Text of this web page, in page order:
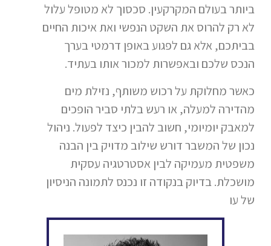
ביותר בעולם המקרקעין. סכסוך לא מטופל עלול
לא רק להרוס את השקט הנפשי ואת איכות החיים
בביתכם, אלא גם לפגוע באופן דרמטי בערך
הנכס שלכם ובאפשרות למכור אותו בעתיד.
כאשר מחלוקת על רכוש משותף, נזילת מים
מהדירה למעלה, או רעש בלתי סביר הופכים
למאבק יומיומי, חשוב להבין כיצד לפעול. ניהול
נכון של המשבר דורש שילוב מדויק בין הבנה
משפטית מעמיקה לבין אסטרטגיה עסקית
מושכלת. בדיוק בנקודה זו נכנס לתמונה הניסיון
של עו